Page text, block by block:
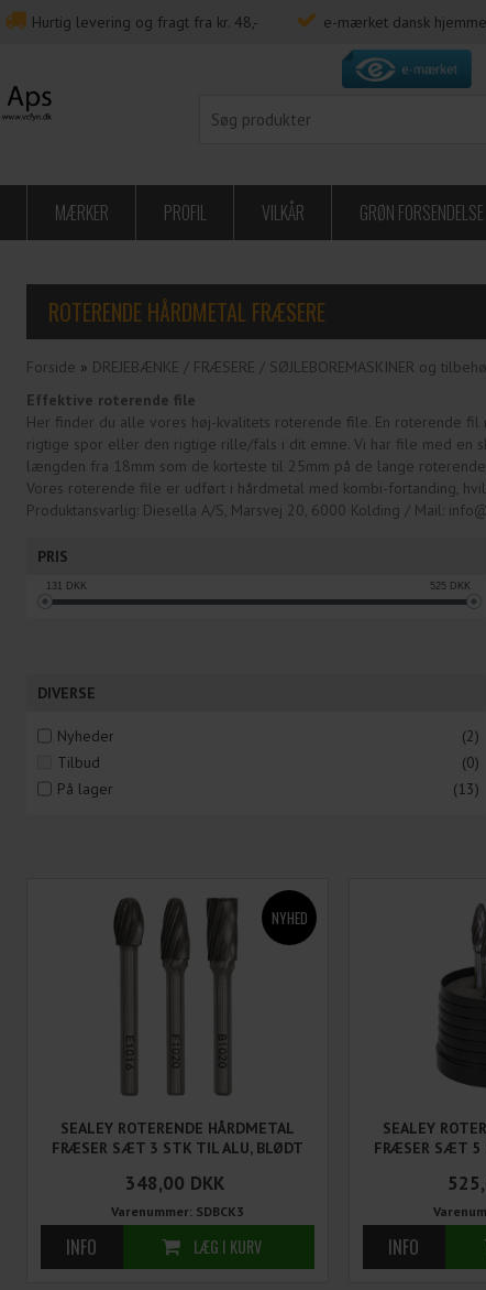
Hurtig levering og fragt fra kr. 48,- e-mærket dansk
MÆRKER PROFIL VILKÅR GRØN FORSENDELSE
ROTERENDE HÅRDMETAL FRÆSERE
Forside » DREJEBÆNKE / FRÆSERE / SØJLEBOREMASKINER og
Effektive roterende file
Her finder du alle vores høj-kvalitets roterende file. En roterende
rigtige spor eller den rigtige rille/fals i dit emne. Vi har file med en
længden fra 18mm som de korteste til 25mm på de lange
Vores roterende file er udført i hårdmetal med kombi-fortanding,
Produktansvarlig: Diesella A/S, Marsvej 20, 6000 Kolding / Mail:
PRIS
131 DKK 525DKK
DIVERSE
Nyheder
(2)
Tilbud
(0)
På lager
(13)
SEALEY ROTERENDE HÅRDMETAL
FRÆSER SÆT 3 STK TIL ALU, BLØDT
348,00 DKK
Varenummer: SDBCK3
SEALEY
FRÆSER SÆT 5